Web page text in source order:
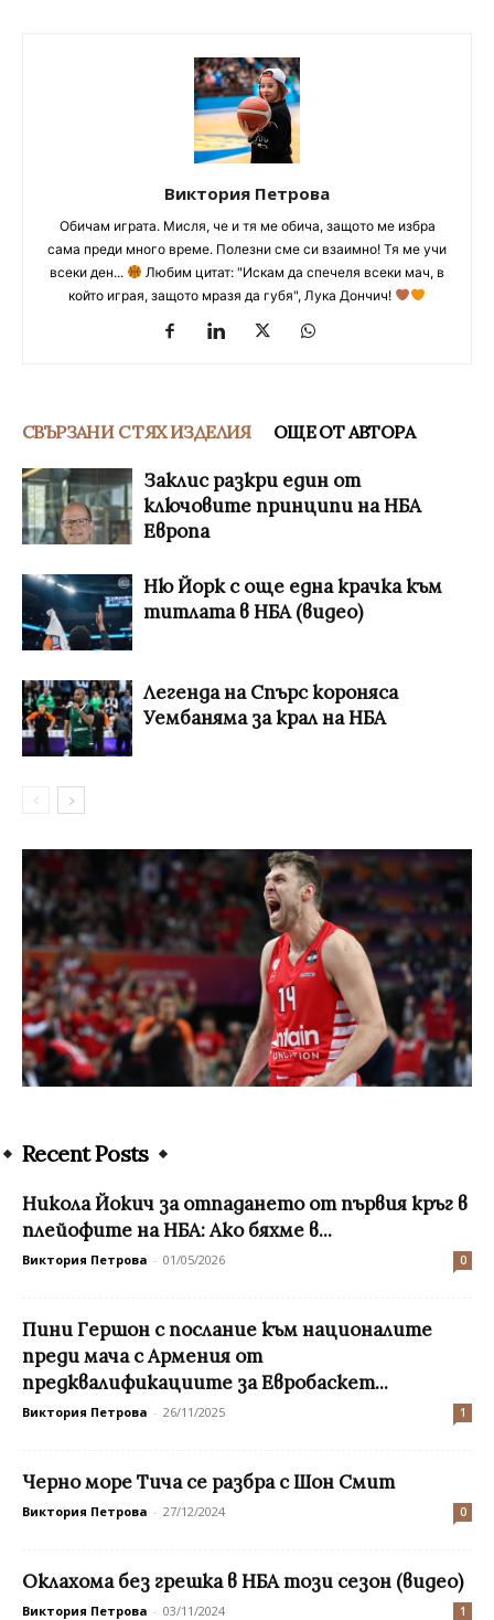
Виктория Петрова
Обичам играта. Мисля, че и тя ме обича, защото ме избра
сама преди много време. Полезни сме си взаимно! Тя ме учи
всеки ден...
Любим цитат: "Искам да спечеля всеки мач, в
който играя, защото мразя да губя", Лука Дончич!
СВЪРЗАНИ С ТЯХ ИЗДЕЛИЯ ОЩЕ ОТ АВТОРА
Заклис разкри един от
ключовите принципи на НБА
Европа
Ню Йорк с още една крачка към
титлата в НБА (видео)
Легенда на Спърс короняса
Уембаняма за крал на НБА
Recent Posts
Никола Йокич за отпадането от първия кръг в
плейофите на НБА: Ако бяхме в...
Виктория Петрова - 01/05/2026 0
Пини Гершон с послание към националите
преди мача с Армения от
предквалификациите за Евробаскет...
Виктория Петрова - 26/11/2025 1
Черно море Тича се разбра с Шон Смит
Виктория Петрова - 27/12/2024 0
Оклахома без грешка в НБА този сезон (видео)
Виктория Петрова - 03/11/2024 1